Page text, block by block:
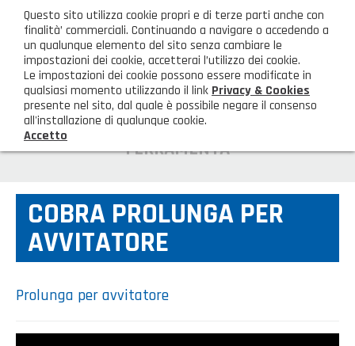
AREA CLIENTI
HOME
Chi siamo
GAMMA PRODOTTI
Illuminazione
Igienizzanti-mascherine-guanti
PRODOTTI NOVITÀ
Prodotti in Promozione
CONTATTI
Richiesta Informazioni
SHOP PRIVATI
FERRAMENTA
COBRA PROLUNGA PER
AVVITATORE
Prolunga per avvitatore
Questo sito utilizza cookie propri e di terze parti anche con
finalità’ commerciali. Continuando a navigare o accedendo a
un qualunque elemento del sito senza cambiare le
impostazioni dei cookie, accetterai l’utilizzo dei cookie.
Le impostazioni dei cookie possono essere modificate in
qualsiasi momento utilizzando il link Privacy & Cookies
presente nel sito, dal quale è possibile negare il consenso
all'installazione di qualunque cookie.
Accetto